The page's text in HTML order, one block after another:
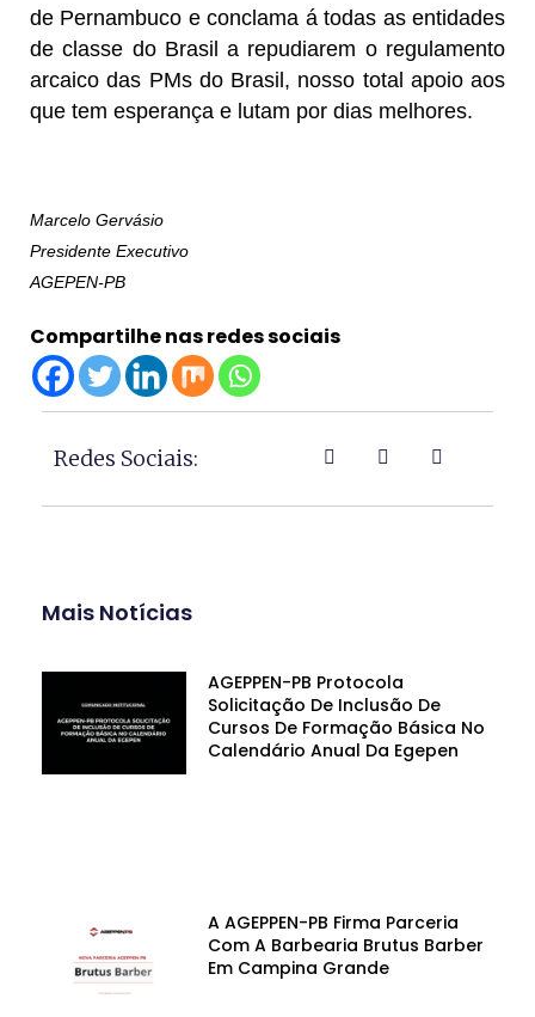
de Pernambuco e conclama á todas as entidades
de classe do Brasil a repudiarem o regulamento
arcaico das PMs do Brasil, nosso total apoio aos
que tem esperança e lutam por dias melhores.
Marcelo Gervásio
Presidente Executivo
AGEPEN-PB
Compartilhe nas redes sociais
Redes Sociais:
Mais Notícias
AGEPPEN-PB Protocola
Solicitação De Inclusão De
Cursos De Formação Básica No
Calendário Anual Da Egepen
A AGEPPEN-PB Firma Parceria
Com A Barbearia Brutus Barber
Em Campina Grande